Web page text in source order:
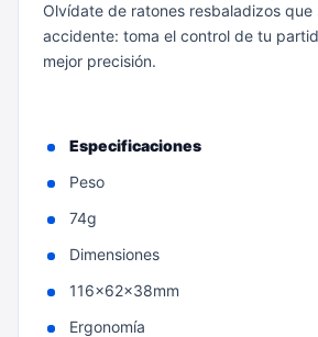
Olvídate de ratones resbaladizos que
accidente: toma el control de tu
mejor precisión.
Especificaciones
Peso
74g
Dimensiones
116x62x38mm
Ergonomía